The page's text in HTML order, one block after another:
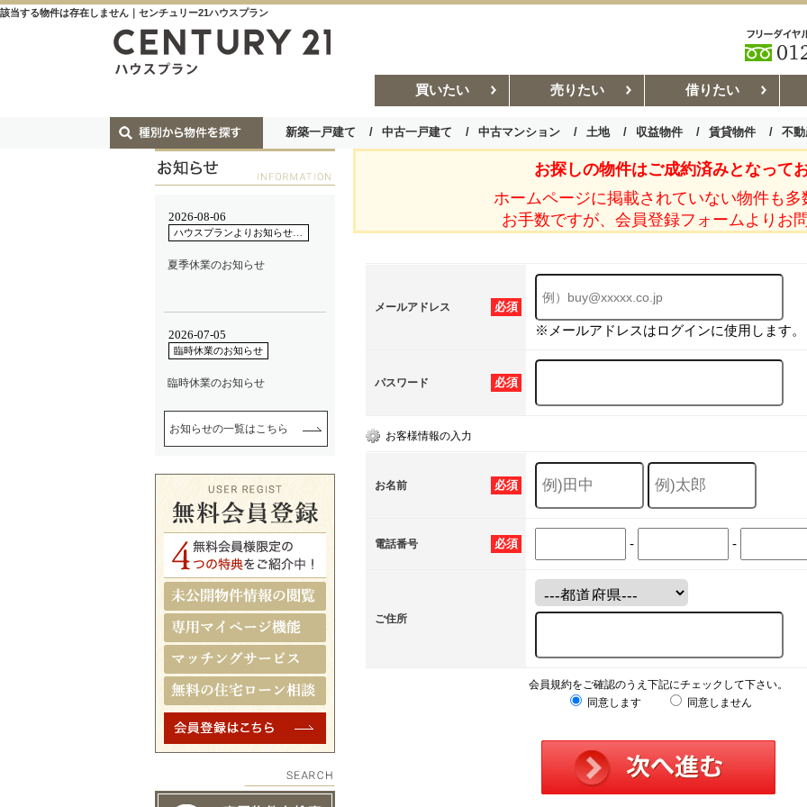
該当する物件は存在しません｜センチュリー21ハウスプラン
買いたい 売りたい 借りたい
新築一戸建て 中古一戸建て 中古マンション 土地 収益物件 賃貸物件 不
お部屋探しコラム 賃貸管理コ
お探しの物件はご成約済みとなってお
ホームページに掲載されていない物件も多
お手数ですが、会員登録フォームよりお
必須
メールアドレス
※メールアドレスはログインに使用します。
必須
パスワード
お客様情報の入力
必須
お名前
必須
電話番号 - -
ご住所
会員規約をご確認のうえ下記にチェックして下さい。
同意します
同意しません
お知らせの一覧はこちら